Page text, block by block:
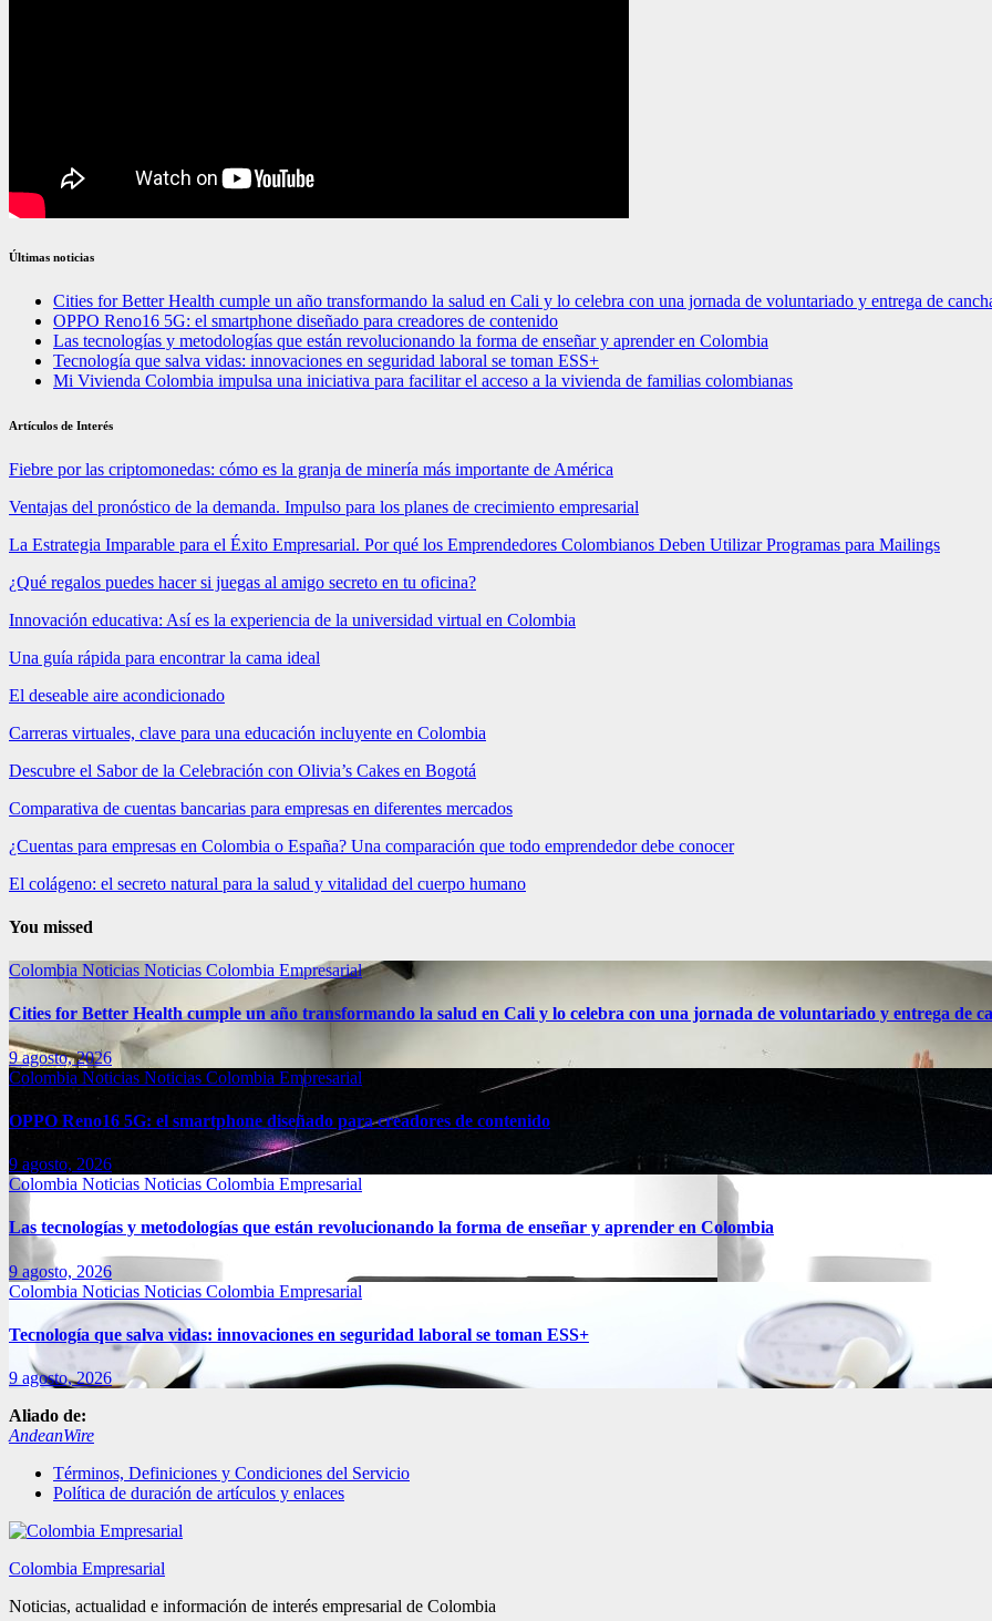
Últimas noticias
Cities for Better Health cumple un año transformando la salud en Cali y lo celebra con una jornada de voluntariado y entrega de
OPPO Reno16 5G: el smartphone diseñado para creadores de contenido
Las tecnologías y metodologías que están revolucionando la forma de enseñar y aprender en Colombia
Tecnología que salva vidas: innovaciones en seguridad laboral se toman ESS+
Mi Vivienda Colombia impulsa una iniciativa para facilitar el acceso a la vivienda de familias colombianas
Artículos de Interés
Fiebre por las criptomonedas: cómo es la granja de minería más importante de América
Ventajas del pronóstico de la demanda. Impulso para los planes de crecimiento empresarial
La Estrategia Imparable para el Éxito Empresarial. Por qué los Emprendedores Colombianos Deben Utilizar Programas para Mailings
¿Qué regalos puedes hacer si juegas al amigo secreto en tu oficina?
Innovación educativa: Así es la experiencia de la universidad virtual en Colombia
Una guía rápida para encontrar la cama ideal
El deseable aire acondicionado
Carreras virtuales, clave para una educación incluyente en Colombia
Descubre el Sabor de la Celebración con Olivia’s Cakes en Bogotá
Comparativa de cuentas bancarias para empresas en diferentes mercados
¿Cuentas para empresas en Colombia o España? Una comparación que todo emprendedor debe conocer
El colágeno: el secreto natural para la salud y vitalidad del cuerpo humano
You missed
Colombia Noticias Noticias Colombia Empresarial
Cities for Better Health cumple un año transformando la salud en Cali y lo celebra con una jornada de voluntariado y entrega de
9 agosto, 2026
Colombia Noticias Noticias Colombia Empresarial
OPPO Reno16 5G: el smartphone diseñado para creadores de contenido
9 agosto, 2026
Colombia Noticias Noticias Colombia Empresarial
Las tecnologías y metodologías que están revolucionando la forma de enseñar y aprender en Colombia
9 agosto, 2026
Colombia Noticias Noticias Colombia Empresarial
Tecnología que salva vidas: innovaciones en seguridad laboral se toman ESS+
9 agosto, 2026
Aliado de:
AndeanWire
Términos, Definiciones y Condiciones del Servicio
Política de duración de artículos y enlaces
Colombia Empresarial
Noticias, actualidad e información de interés empresarial de Colombia